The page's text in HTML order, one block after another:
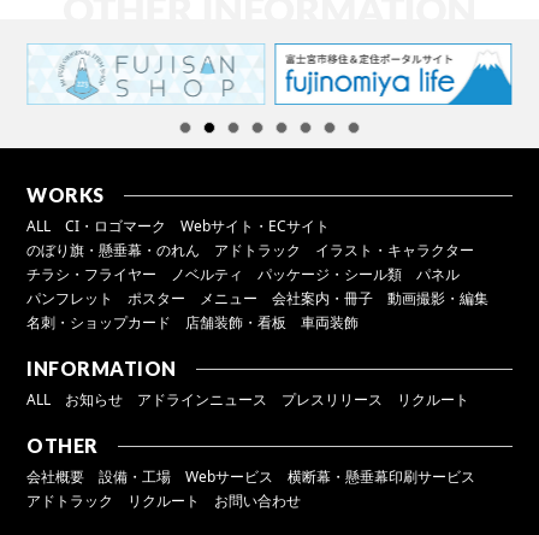
WORKS
ALL CI・ロゴマーク
Webサイト・ECサイト
のぼり旗・懸垂幕・のれん
アドトラック
イラスト・キャラクター
チラシ・フライヤー
ノベルティ パッケージ・シール類
パネル
パンフレット
ポスター メニュー 会社案内・冊子
動画撮影・編集
名刺・ショップカード
店舗装飾・看板 車両装飾
INFORMATION
ALL お知らせ アドラインニュース プレスリリース リクルート
OTHER
会社概要 設備・工場 Webサービス
横断幕・懸垂幕印刷サービス
アドトラック
リクルート お問い合わせ